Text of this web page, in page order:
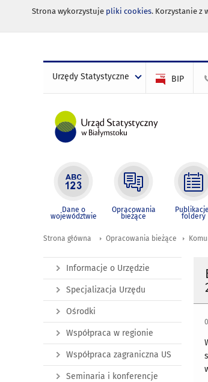
Strona wykorzystuje pliki cookies. Korzystanie z
Urzędy Statystyczne BIP
Dane o
województwie
Opracowania
bieżące foldery
Strona główna Opracowania bieżące
Informacje o Urzędzie
Specjalizacja Urzędu
Ośrodki
Współpraca w regionie
Współpraca zagraniczna US
Seminaria i konferencje